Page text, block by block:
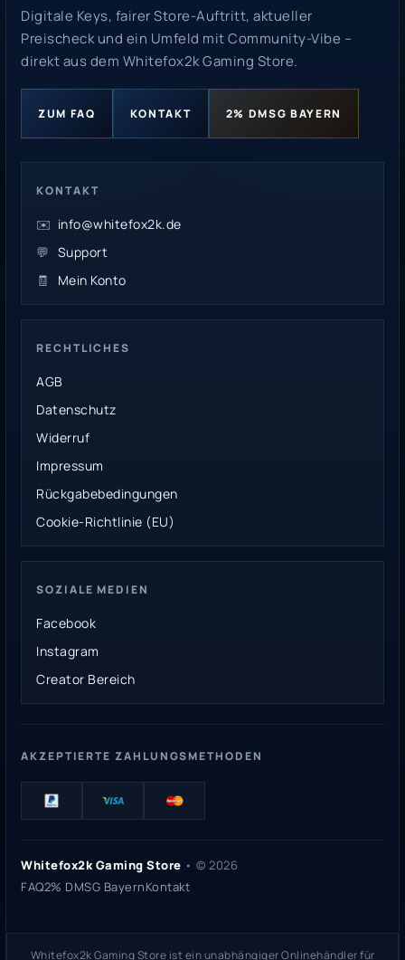
Digitale Keys, fairer Store-Auftritt, aktueller
Preischeck und ein Umfeld mit Community-Vibe –
direkt aus dem Whitefox2k Gaming Store.
ZUM FAQ KONTAKT 2% DMSG BAYERN
KONTAKT
✉️ info@whitefox2k.de
💬 Support
🧾
Mein Konto
RECHTLICHES
AGB
Datenschutz
Widerruf
Impressum
Rückgabebedingungen
Cookie-Richtlinie (EU)
SOZIALE MEDIEN
Facebook
Instagram
Creator Bereich
AKZEPTIERTE ZAHLUNGSMETHODEN
Whitefox2k Gaming Store • © 2026
FAQ2% DMSG BayernKontakt
Whitefox2k Gaming Store ist ein unabhängiger Onlinehändler für